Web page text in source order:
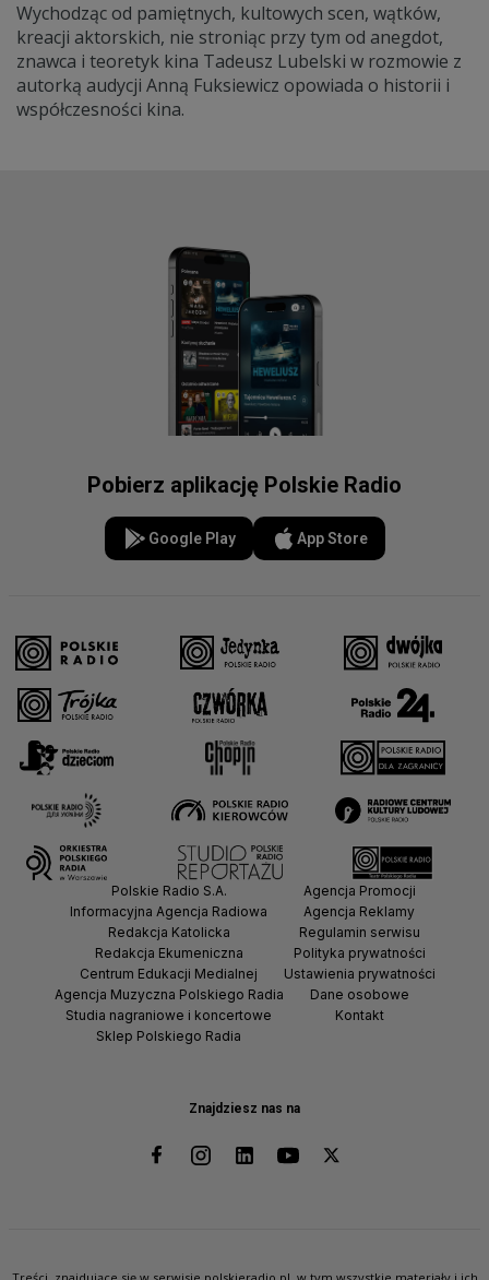
Wychodząc od pamiętnych, kultowych scen, wątków,
kreacji aktorskich, nie stroniąc przy tym od anegdot,
znawca i teoretyk kina Tadeusz Lubelski w rozmowie z
autorką audycji Anną Fuksiewicz opowiada o historii i
współczesności kina.
Pobierz aplikację Polskie Radio
Google Play App Store
Znajdziesz nas na
Polskie Radio S.A.
Informacyjna Agencja Radiowa
Redakcja Katolicka
Redakcja Ekumeniczna
Centrum Edukacji Medialnej
Agencja Muzyczna Polskiego Radia
Studia nagraniowe i koncertowe
Sklep Polskiego Radia
Agencja Promocji
Agencja Reklamy
Regulamin serwisu
Polityka prywatności
Ustawienia prywatności
Dane osobowe
Kontakt